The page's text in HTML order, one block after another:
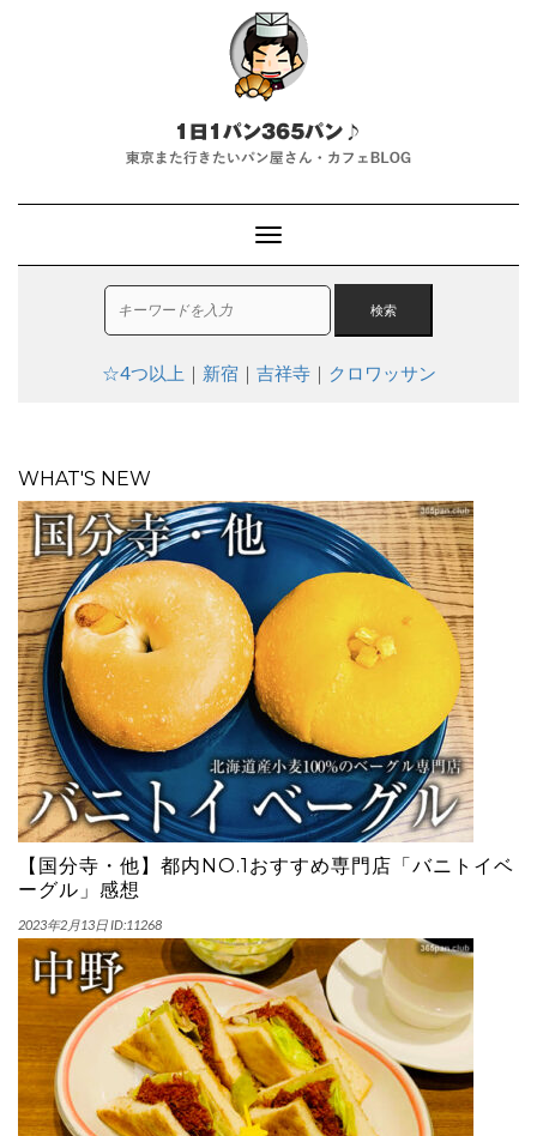
T
o
g
l
N
a
t
☆4つ以上 ｜ 新宿 ｜ 吉祥寺｜ クロワッサン
WHAT'S NEW
【国分寺・他】都内NO.1おすすめ専門店「バニトイベ
ーグル」感想
2023年2月13日 ID:11268